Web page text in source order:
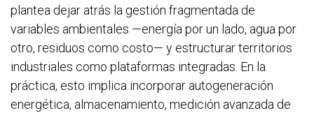
plantea dejar atrás la gestión fragmentada de
variables ambientales —energía por un lado, agua por
otro, residuos como costo— y estructurar territorios
industriales como plataformas integradas. En la
práctica, esto implica incorporar autogeneración
energética, almacenamiento, medición avanzada de